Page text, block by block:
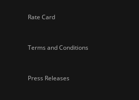
Rate Card
Terms and Conditions
Press Releases